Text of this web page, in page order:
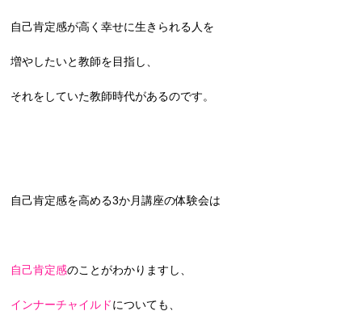
自己肯定感が高く幸せに生きられる人を
増やしたいと教師を目指し、
それをしていた教師時代があるのです。
自己肯定感を高める3か月講座の体験会は
自己肯定感のことがわかりますし、
インナーチャイルドについても、